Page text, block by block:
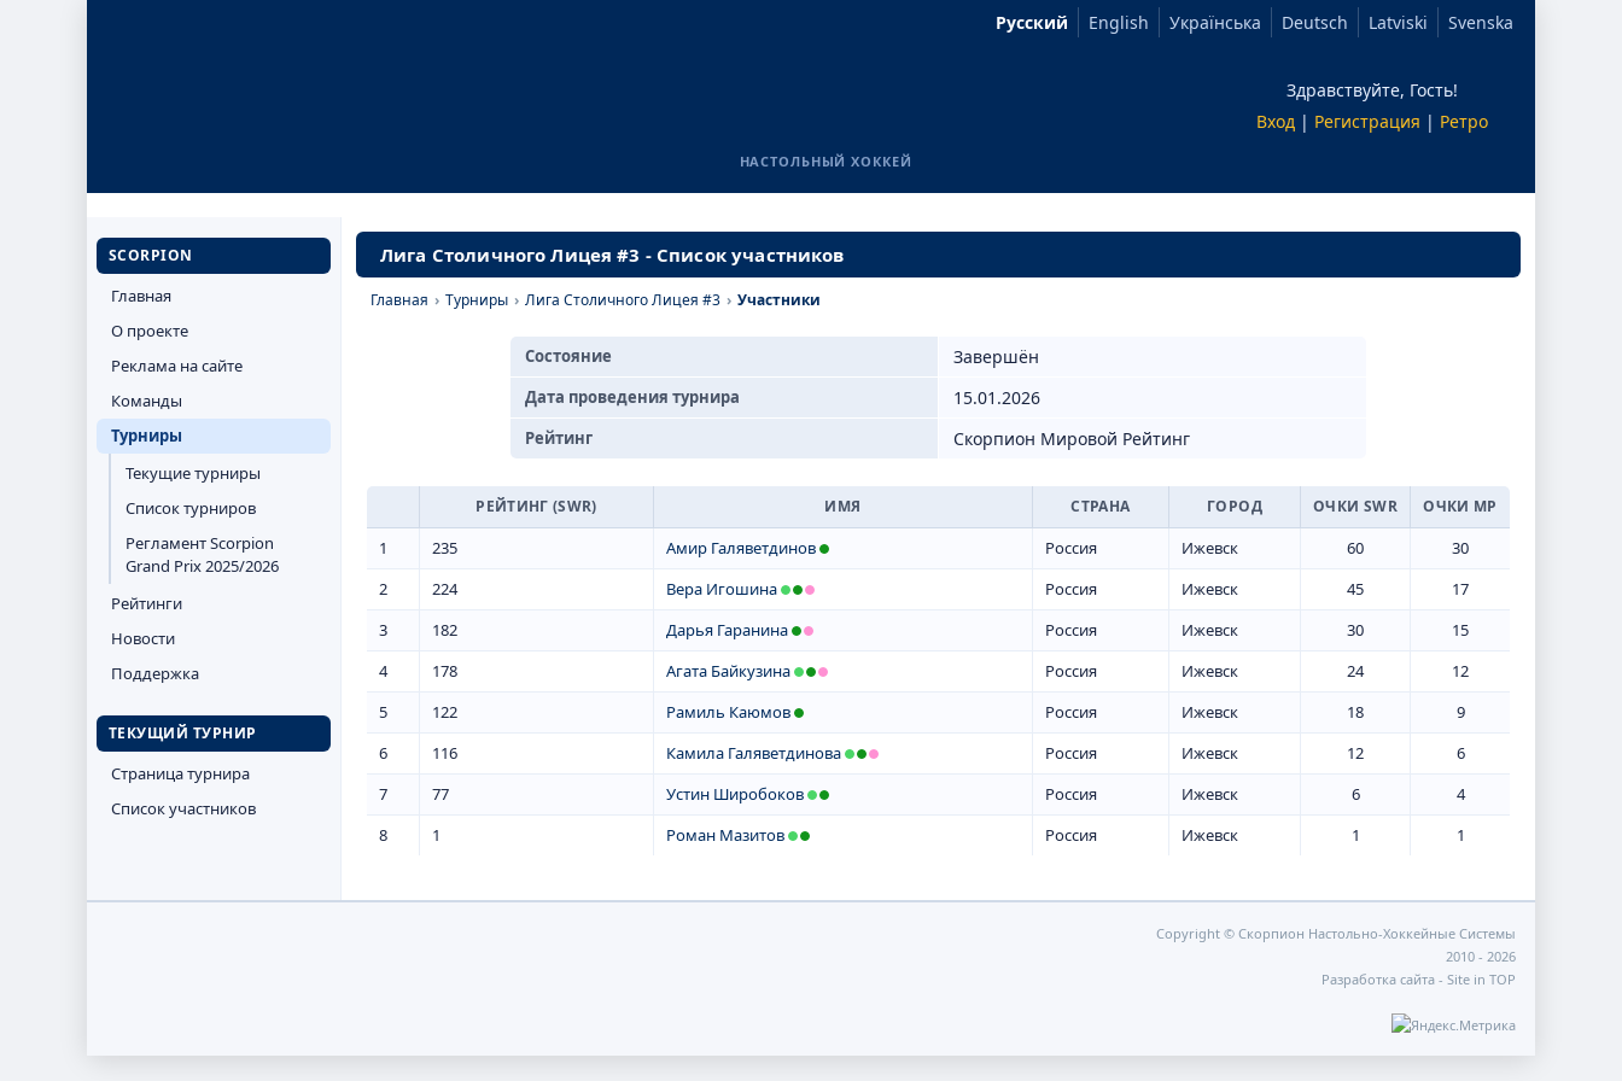
Русский English Українська Deutsch Latviski Svenska
Здравствуйте, Гость!
Вход | Регистрация | Ретро
НАСТОЛЬНЫЙ ХОККЕЙ
SCORPION
Главная
О проекте
Реклама на сайте
Команды
Турниры
Текущие турниры
Список турниров
Регламент Scorpion
Grand Prix 2025/2026
Рейтинги
Новости
Поддержка
ТЕКУЩИЙ ТУРНИР
Страница турнира
Список участников
Лига Столичного Лицея #3 - Список участников
Главная › Турниры › Лига Столичного Лицея #3 › Участники
Состояние Завершён
Дата проведения турнира 15.01.2026
Рейтинг Скорпион Мировой Рейтинг
РЕЙТИНГ (SWR) ИМЯ СТРАНА ГОРОД ОЧКИ SWR ОЧКИ МР
1 235 Амир Галяветдинов Россия Ижевск 60
30
2
224 Вера Игошина Россия Ижевск 45
17
3
182 Дарья Гаранина Россия Ижевск 30
15
4
178 Агата Байкузина Россия Ижевск 24
12
5
122 Рамиль Каюмов Россия Ижевск 18
9
6
116 Камила Галяветдинова Россия Ижевск 12
6
7
77 Устин Широбоков Россия Ижевск 6
4
8
1 Роман Мазитов Россия Ижевск 1 1
Copyright © Скорпион Настольно-Хоккейные Системы
2010 - 2026
Разработка сайта - Site in TOP